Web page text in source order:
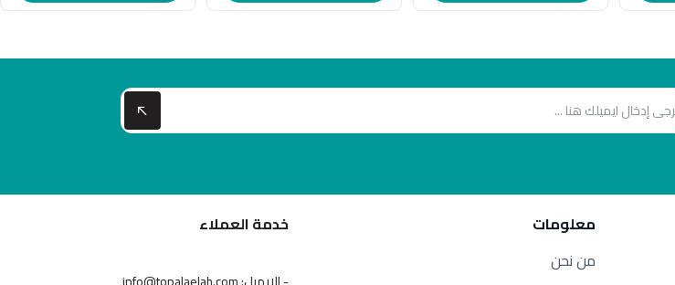
معلومات
من نحن
خدمة العملاء